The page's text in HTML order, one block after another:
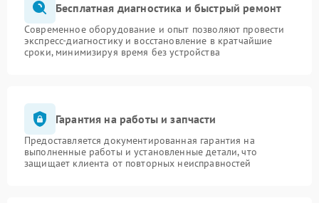
Бесплатная диагностика и быстрый ремонт
Современное оборудование и опыт позволяют провести
экспресс-диагностику и восстановление в кратчайшие
сроки, минимизируя время без устройства
Гарантия на работы и запчасти
Предоставляется документированная гарантия на
выполненные работы и установленные детали, что
защищает клиента от повторных неисправностей